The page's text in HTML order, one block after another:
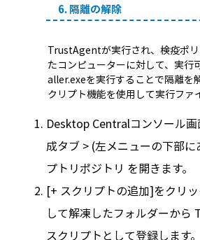
6. 隔離の解除
TrustAgentが実行され、検疫ポ
たコンピューターに対して、実
aller.exeを実行することで隔離を
クリプト機能を使用して実行ファ
Desktop Centralコンソール
成タブ > (左メニューの下部に
プトリポジトリ を開きます。
[+ スクリプトの追加]をクリ
して解凍したフォルダーから
スクリプトとして登録します。